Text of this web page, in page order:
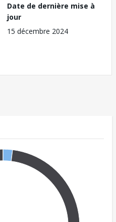
Date de dernière mise à
jour
15 décembre 2024